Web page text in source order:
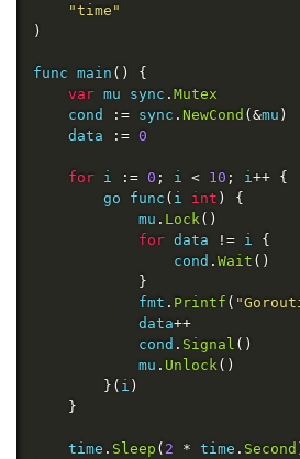
"time"
)
func main ()
{
var mu sync . Mutex
	cond
:= sync . NewCond (&mu )
	data
:= 0
for i := 0 ; i < 10 ; i++ {
		go func
( i int )
{
			mu
. Lock()
for data != i {
				cond
. Wait ()
}
			fmt
. Printf (
			data
++
			cond
. Signal ()
			mu
. Unlock()
}( i )
}
	time
. Sleep ( 2 * time . Second